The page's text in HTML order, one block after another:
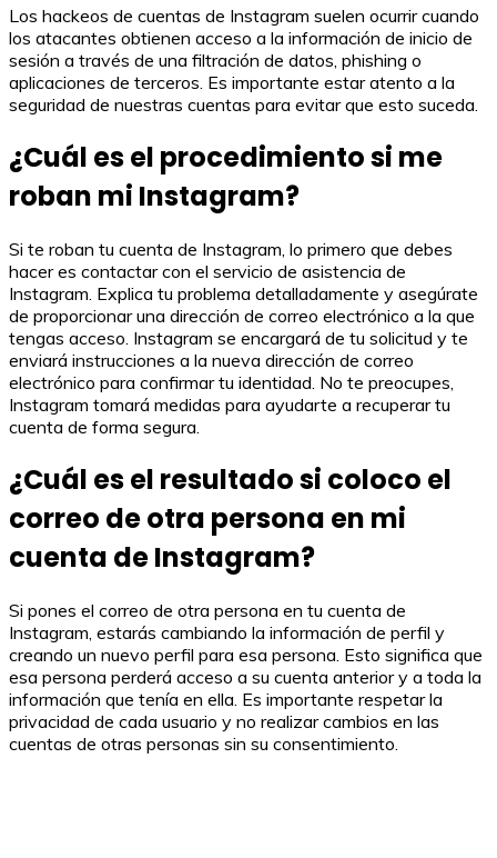
Los hackeos de cuentas de Instagram suelen ocurrir cuando
los atacantes obtienen acceso a la información de inicio de
sesión a través de una filtración de datos, phishing o
aplicaciones de terceros. Es importante estar atento a la
seguridad de nuestras cuentas para evitar que esto suceda.
¿Cuál es el procedimiento si me
roban mi Instagram?
Si te roban tu cuenta de Instagram, lo primero que debes
hacer es contactar con el servicio de asistencia de
Instagram. Explica tu problema detalladamente y asegúrate
de proporcionar una dirección de correo electrónico a la que
tengas acceso. Instagram se encargará de tu solicitud y te
enviará instrucciones a la nueva dirección de correo
electrónico para confirmar tu identidad. No te preocupes,
Instagram tomará medidas para ayudarte a recuperar tu
cuenta de forma segura.
¿Cuál es el resultado si coloco el
correo de otra persona en mi
cuenta de Instagram?
Si pones el correo de otra persona en tu cuenta de
Instagram, estarás cambiando la información de perfil y
creando un nuevo perfil para esa persona. Esto significa que
esa persona perderá acceso a su cuenta anterior y a toda la
información que tenía en ella. Es importante respetar la
privacidad de cada usuario y no realizar cambios en las
cuentas de otras personas sin su consentimiento.